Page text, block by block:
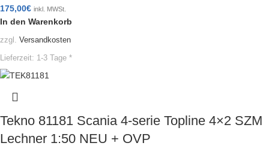
175,00€ inkl. MWSt.
In den Warenkorb
zzgl. Versandkosten
Lieferzeit: 1-3 Tage *
Tekno 81181 Scania 4-serie Topline 4×2 SZM
Lechner 1:50 NEU + OVP